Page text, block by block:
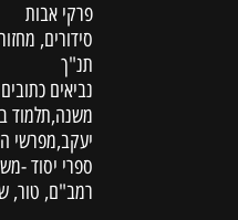
פרקי אבות
סידורים,
תנ"ך
נביאים כתובים
משנה,תלמוד
יעקב,מפרשי
ספרי יסוד -
רמב"ם, טור,